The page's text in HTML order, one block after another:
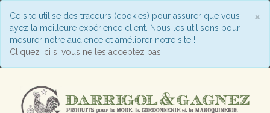
×
Ce site utilise des traceurs (cookies) pour assurer que vous
ayez la meilleure expérience client. Nous les utilisons pour
mesurer notre audience et améliorer notre site !
Cliquez ici si vous ne les acceptez pas.